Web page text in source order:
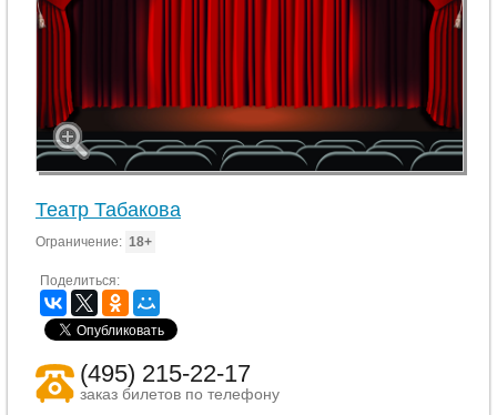
Театр Табакова
Ограничение: 18+
Поделиться:
(495) 215-22-17
заказ билетов по телефону